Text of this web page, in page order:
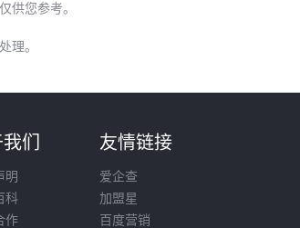
工具
能提升30%以上的位置准确率，尤其
的周转料箱更为关键。而
剂
清除表面污渍，避免油渍积累影响扫码
要每月除尘，灰尘堆积会造成弱光环境识别率
供您参考。
理。
们
明
科
作
友情链接
爱企查
加盟星
百度营销